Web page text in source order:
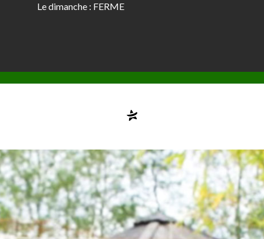
Le dimanche : FERME